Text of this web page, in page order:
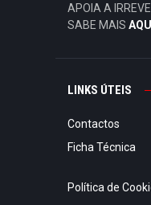
APOIA A
SABE MAIS AQUI
LINKS ÚTEIS
Contactos
Ficha Técnica
Política de